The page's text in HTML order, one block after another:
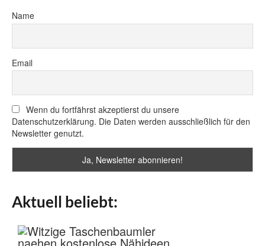
Name
Email
Wenn du fortfährst akzeptierst du unsere
Datenschutzerklärung. Die Daten werden ausschließlich für den
Newsletter genutzt.
Aktuell beliebt: